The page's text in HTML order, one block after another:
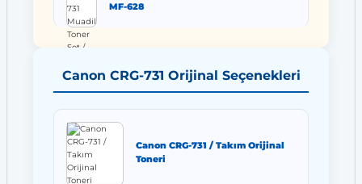
MF-628
Canon CRG-731 Orijinal Seçenekleri
Canon CRG-731 / Takım Orijinal
Toneri